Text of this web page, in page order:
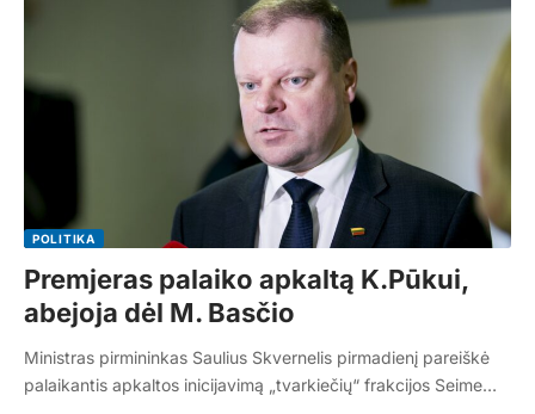
POLITIKA
Premjeras palaiko apkaltą K.Pūkui,
abejoja dėl M. Basčio
Ministras pirmininkas Saulius Skvernelis pirmadienį pareiškė
palaikantis apkaltos inicijavimą „tvarkiečių“ frakcijos Seime…